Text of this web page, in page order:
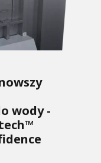
wody -